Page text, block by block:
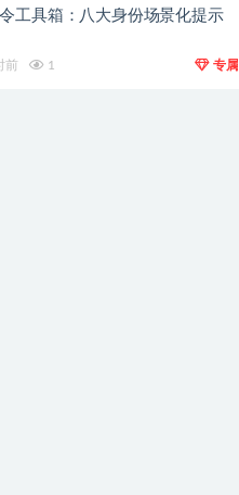
工具箱：八大身份场景化提示
前 1 专属